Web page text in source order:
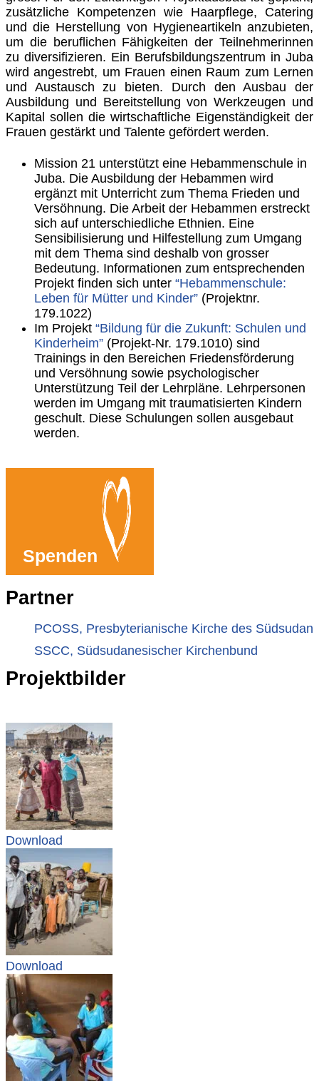
zusätzliche Kompetenzen wie Haarpflege, Catering
und die Herstellung von Hygieneartikeln anzubieten,
um die beruflichen Fähigkeiten der Teilnehmerinnen
zu diversifizieren. Ein Berufsbildungszentrum in Juba
wird angestrebt, um Frauen einen Raum zum Lernen
und Austausch zu bieten. Durch den Ausbau der
Ausbildung und Bereitstellung von Werkzeugen und
Kapital sollen die wirtschaftliche Eigenständigkeit der
Frauen gestärkt und Talente gefördert werden.
Mission 21 unterstützt eine Hebammenschule in
Juba. Die Ausbildung der Hebammen wird
ergänzt mit Unterricht zum Thema Frieden und
Versöhnung. Die Arbeit der Hebammen erstreckt
sich auf unterschiedliche Ethnien. Eine
Sensibilisierung und Hilfestellung zum Umgang
mit dem Thema sind deshalb von grosser
Bedeutung. Informationen zum entsprechenden
Projekt finden sich unter “Hebammenschule:
Leben für Mütter und Kinder” (Projektnr.
179.1022)
Im Projekt “Bildung für die Zukunft: Schulen und
Kinderheim” (Projekt-Nr. 179.1010) sind
Trainings in den Bereichen Friedensförderung
und Versöhnung sowie psychologischer
Unterstützung Teil der Lehrpläne. Lehrpersonen
werden im Umgang mit traumatisierten Kindern
geschult. Diese Schulungen sollen ausgebaut
werden.
Spenden
Partner
PCOSS, Presbyterianische Kirche des Südsudan
SSCC, Südsudanesischer Kirchenbund
Projektbilder
Download
Download